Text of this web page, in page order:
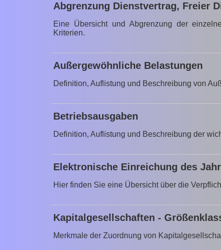
Abgrenzung Dienstvertrag, Freier
Eine Übersicht und Abgrenzung der
Kriterien.
Außergewöhnliche Belastungen
Definition, Auflistung und Beschreibung von
Betriebsausgaben
Definition, Auflistung und Beschreibung der
Elektronische Einreichung des
Hier finden Sie eine Übersicht über die
Kapitalgesellschaften -
Merkmale der Zuordnung von